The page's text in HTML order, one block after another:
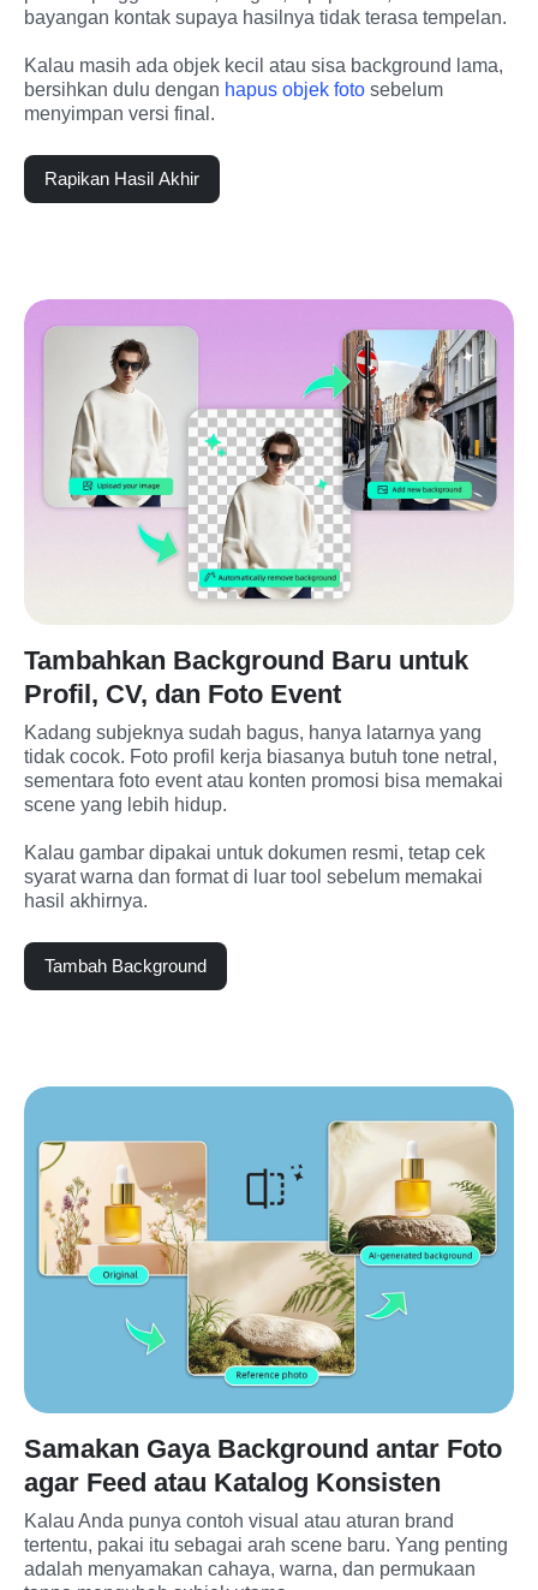
bayangan kontak supaya hasilnya tidak terasa tempelan.
Kalau masih ada objek kecil atau sisa background lama,
bersihkan dulu dengan hapus objek foto sebelum
menyimpan versi final.
Rapikan Hasil Akhir
Tambahkan Background Baru untuk
Profil, CV, dan Foto Event
Kadang subjeknya sudah bagus, hanya latarnya yang
tidak cocok. Foto profil kerja biasanya butuh tone netral,
sementara foto event atau konten promosi bisa memakai
scene yang lebih hidup.
Kalau gambar dipakai untuk dokumen resmi, tetap cek
syarat warna dan format di luar tool sebelum memakai
hasil akhirnya.
Tambah Background
Samakan Gaya Background antar Foto
agar Feed atau Katalog Konsisten
Kalau Anda punya contoh visual atau aturan brand
tertentu, pakai itu sebagai arah scene baru. Yang penting
adalah menyamakan cahaya, warna, dan permukaan